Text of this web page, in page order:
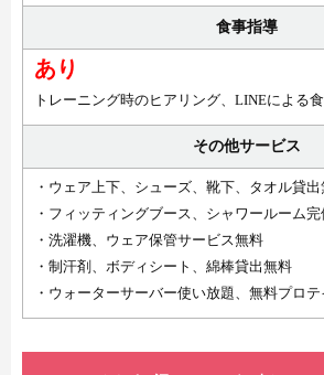
食事指導
あり
トレーニング時のヒアリング、LINEによる
その他サービス
・ウェア上下、シューズ、靴下、タオル貸
・フィッティングブース、シャワールーム完
・洗濯機、ウェア保管サービス無料
・制汗剤、ボディシート、綿棒貸出無料
・ウォーターサーバー使い放題、無料プロテ